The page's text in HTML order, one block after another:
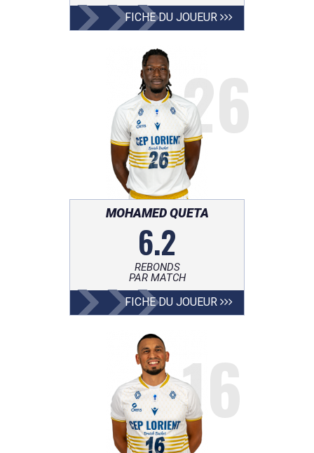
FICHE DU JOUEUR
26
MOHAMED QUETA
6.2
REBONDS
PAR MATCH
FICHE DU JOUEUR
16